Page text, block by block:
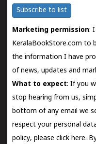
Subscribe to list
Marketing permission:
KeralaBookStore.com to
the information I have
of news, updates and
What to expect: If you
stop hearing from us,
bottom of any email we
respect your personal
policy, please click here.